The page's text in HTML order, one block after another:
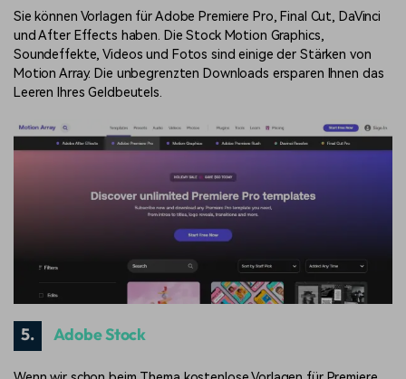
Sie können Vorlagen für Adobe Premiere Pro, Final Cut, DaVinci
und After Effects haben. Die Stock Motion Graphics,
Soundeffekte, Videos und Fotos sind einige der Stärken von
Motion Array. Die unbegrenzten Downloads ersparen Ihnen das
Leeren Ihres Geldbeutels.
5. Adobe Stock